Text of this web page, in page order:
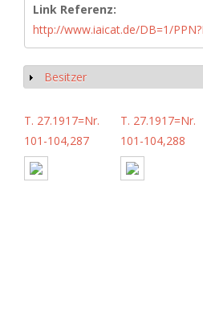
Link Referenz:
http://www.iaicat.de/DB=1/
Show
Besitzer
T. 27.1917=Nr.
101-104,287
T. 27.1917=Nr.
101-104,288